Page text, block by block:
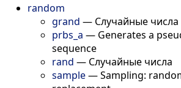
random
grand — Случайные числа
prbs_a — Generates a
sequence
rand — Случайные числа
sample—Sampling: